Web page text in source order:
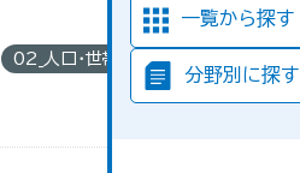
一覧から探す
分野別に探す
02_人口・世帯